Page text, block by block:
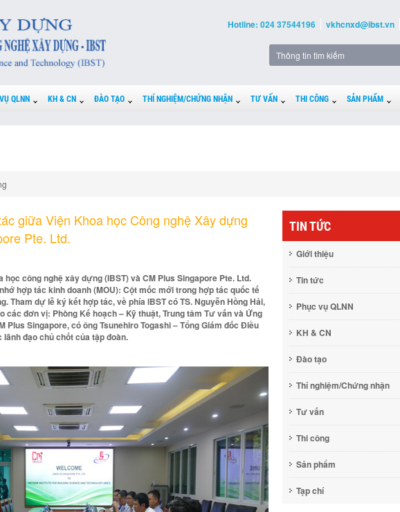
Hotline: 024 37544196 vkhcnxd@ibst.vn
QLNN KH & CN ĐÀO TẠO THÍ NGHIỆM/CHỨNG NHẬN TƯ VẤN THI CÔNG SẢN PHẨM
giữa Viện Khoa học Công nghệ Xây dựng
Pte. Ltd.
học công nghệ xây dựng (IBST) và CM Plus Singapore Pte. Ltd.
hợp tác kinh doanh (MOU): Cột mốc mới trong hợp tác quốc tế
Tham dự lễ ký kết hợp tác, về phía IBST có TS. Nguyễn Hồng Hải,
các đơn vị: Phòng Kế hoạch – Kỹ thuật, Trung tâm Tư vấn và Ứng
Plus Singapore, có ông Tsunehiro Togashi – Tổng Giám đốc Điều
lãnh đạo chủ chốt của tập đoàn.
TIN TỨC
Giới thiệu
Tin tức
Phục vụ QLNN
KH & CN
Đào tạo
Thí nghiệm/Chứng nhận
Tư vấn
Thi công
Sản phẩm
Tạp chí